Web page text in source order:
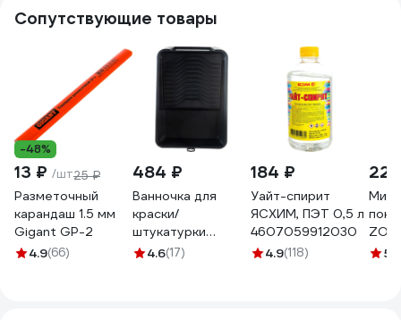
Сопутствующие товары
-48%
13 ₽ /шт25 ₽
Разметочный
карандаш 1.5 мм
Gigant GP-2
4.9(66)
484 ₽
Ванночка для
краски/
штукатурки
Accurate с
4.6(17)
184 ₽
Уайт-спирит
ЯСХИМ, ПЭТ 0,5 л
4607059912030
4.9(118)
с 5